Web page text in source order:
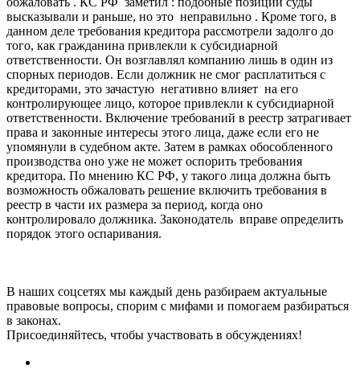
высказывали и раньше, но это неправильно . Кроме того, в
данном деле требования кредитора рассмотрели задолго до
того, как гражданина привлекли к субсидиарной
ответственности. Он возглавлял компанию лишь в один из
спорных периодов. Если должник не смог расплатиться с
кредиторами, это зачастую негативно влияет на его
контролирующее лицо, которое привлекли к субсидиарной
ответственности. Включение требований в реестр затрагивает
права и законные интересы этого лица, даже если его не
упомянули в судебном акте. Затем в рамках обособленного
производства оно уже не может оспорить требования
кредитора. По мнению КС РФ, у такого лица должна быть
возможность обжаловать решение включить требования в
реестр в части их размера за период, когда оно
контролировало должника. Законодатель вправе определить
порядок этого оспаривания.
В наших соцсетях мы каждый день разбираем актуальные
правовые вопросы, спорим с мифами и помогаем разбираться
в законах.
Присоединяйтесь, чтобы участвовать в обсуждениях!